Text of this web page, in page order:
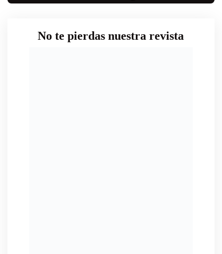
No te pierdas nuestra revista